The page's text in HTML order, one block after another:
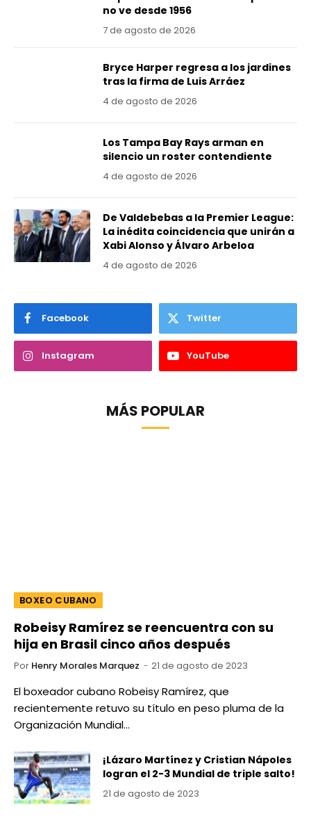
no ve desde 1956
7 de agosto de 2026
Bryce Harper regresa a los jardines
tras la firma de Luis Arráez
4 de agosto de 2026
Los Tampa Bay Rays arman en
silencio un roster contendiente
4 de agosto de 2026
De Valdebebas a la Premier League:
La inédita coincidencia que unirán a
Xabi Alonso y Álvaro Arbeloa
4 de agosto de 2026
Facebook Twitter
Instagram YouTube
MÁS POPULAR
BOXEO CUBANO
Robeisy Ramírez se reencuentra con su
hija en Brasil cinco años después
Por Henry Morales Marquez 21 de agosto de 2023
El boxeador cubano Robeisy Ramírez, que
recientemente retuvo su título en peso pluma de la
Organización Mundial…
¡Lázaro Martínez y Cristian Nápoles
logran el 2-3 Mundial de triple salto!
21 de agosto de 2023